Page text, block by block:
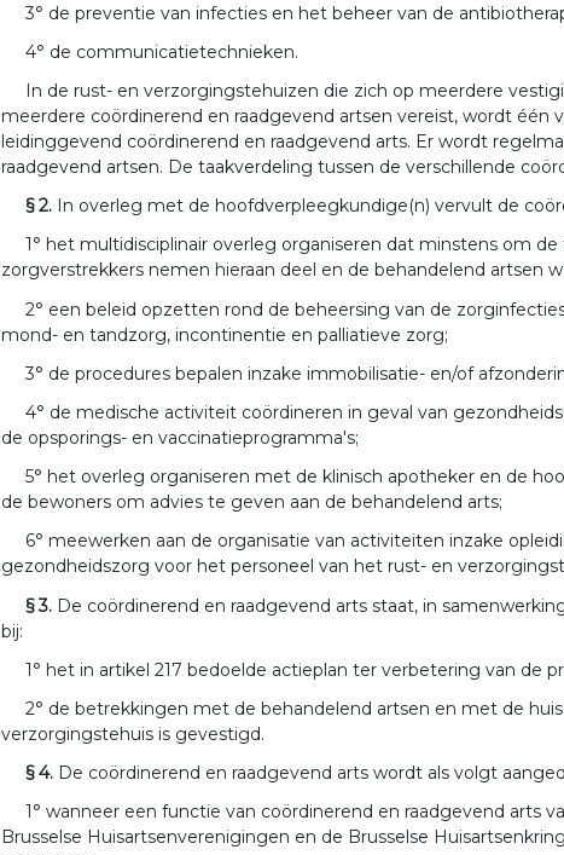
3° de preventie van infecties en het beheer van de
4° de communicatietechnieken.
In de rust- en verzorgingstehuizen die zich op meerdere
meerdere coördinerend en raadgevend artsen vereist, wordt één
leidinggevend coördinerend en raadgevend arts. Er wordt
raadgevend artsen. De taakverdeling tussen de verschillende
§ 2. In overleg met de hoofdverpleegkundige(n) vervult de
1° het multidisciplinair overleg organiseren dat minstens om
zorgverstrekkers nemen hieraan deel en de behandelend artsen
2° een beleid opzetten rond de beheersing van de
mond- en tandzorg, incontinentie en palliatieve zorg;
3° de procedures bepalen inzake immobilisatie- en/of
4° de medische activiteit coördineren in geval van
de opsporings- en vaccinatieprogramma's;
5° het overleg organiseren met de klinisch apotheker en de
de bewoners om advies te geven aan de behandelend arts;
6° meewerken aan de organisatie van activiteiten inzake
gezondheidszorg voor het personeel van het rust- en
§ 3. De coördinerend en raadgevend arts staat, in
bij:
1° het in artikel 217 bedoelde actieplan ter verbetering van de
2° de betrekkingen met de behandelend artsen en met de
verzorgingstehuis is gevestigd.
§ 4. De coördinerend en raadgevend arts wordt als volgt
1° wanneer een functie van coördinerend en raadgevend arts
Brusselse Huisartsenverenigingen en de Brusselse